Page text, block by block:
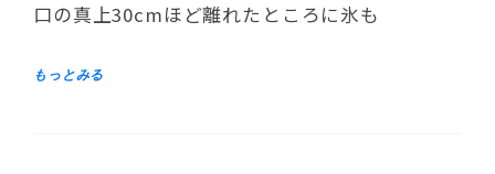
口の真上30cmほど離れたところに氷も